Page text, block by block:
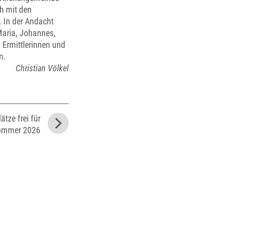
mit den
In der Andacht
Johannes,
und
Christian Völkel
frei für
2026